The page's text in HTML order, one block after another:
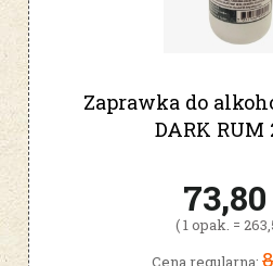
Zaprawka do
DARK RUM
73,80
( 1 opak. =
Cena regularna: